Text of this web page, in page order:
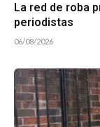
La red de roba
periodistas
06/08/2026